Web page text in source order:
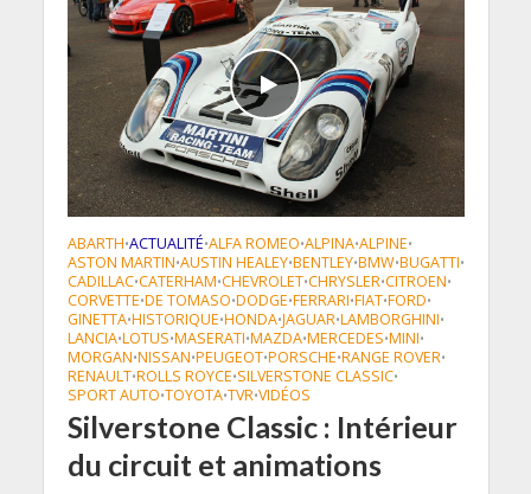
ABARTH•ACTUALITÉ•ALFA ROMEO•ALPINA•ALPINE•
ASTON MARTIN•AUSTIN HEALEY•BENTLEY•BMW•BUGATTI•
CADILLAC•CATERHAM•CHEVROLET•CHRYSLER•CITROEN•
CORVETTE•DE TOMASO•DODGE•FERRARI•FIAT•FORD•
GINETTA•HISTORIQUE•HONDA•JAGUAR•LAMBORGHINI•
LANCIA•LOTUS•MASERATI•MAZDA•MERCEDES•MINI•
MORGAN•NISSAN•PEUGEOT•PORSCHE•RANGE ROVER•
RENAULT•ROLLS ROYCE•SILVERSTONE CLASSIC•
SPORT AUTO•TOYOTA•TVR•VIDÉOS
Silverstone Classic : Intérieur
du circuit et animations